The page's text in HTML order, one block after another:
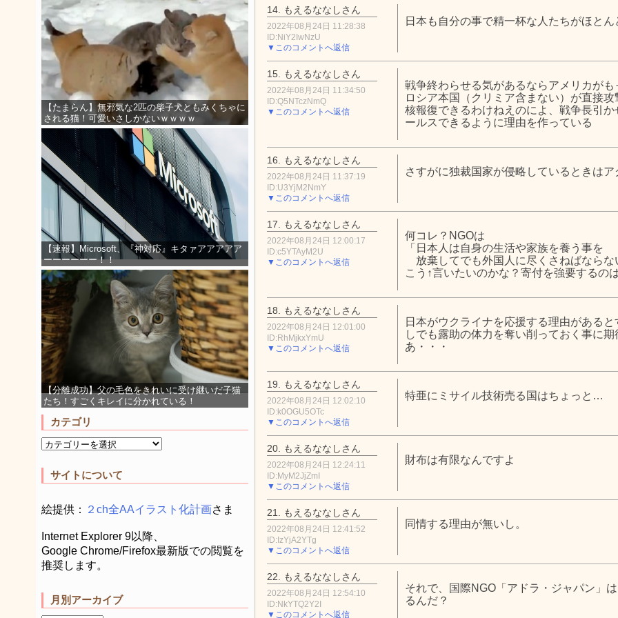
【たまらん】無邪気な2匹の柴子犬ともみくちゃに
される猫！可愛いさしかないｗｗｗｗ
【速報】Microsoft、『神対応』キタァアアアアア
ーーーーーー！！
【分離成功】父の毛色をきれいに受け継いだ子猫
たち！すごくキレイに分かれている！
カテゴリ
サイトについて
絵提供： ２ch全AAイラスト化計画さま
Internet Explorer 9以降、
Google Chrome/Firefox最新版での閲覧を
推奨します。
月別アーカイブ
14. もえるななしさん
2022年08月24日 11:28:38
ID:NiY2IwNzU
▼このコメントへ返信
日本も自分の事で精一杯な人たちがほとん
15. もえるななしさん
2022年08月24日 11:34:50
ID:Q5NTczNmQ
▼このコメントへ返信
戦争終わらせる気があるならアメリカが
ロシア本国（クリミア含まない）が直接
核報復できるわけねえのによ、戦争長引
ールスできるように理由を作っている
16. もえるななしさん
2022年08月24日 11:37:19
ID:U3YjM2NmY
▼このコメントへ返信
さすがに独裁国家が侵略しているときは
17. もえるななしさん
2022年08月24日 12:00:17
ID:c5YTAyM2U
▼このコメントへ返信
何コレ？NGOは
「日本人は自身の生活や家族を養う事を
放棄してでも外国人に尽くさねばならな
こう↑言いたいのかな？寄付を強要するの
18. もえるななしさん
2022年08月24日 12:01:00
ID:RhMjkxYmU
▼このコメントへ返信
日本がウクライナを応援する理由がある
しでも露助の体力を奪い削っておく事に
あ・・・
19. もえるななしさん
2022年08月24日 12:02:10
ID:k0OGU5OTc
▼このコメントへ返信
特亜にミサイル技術売る国はちょっと…
20. もえるななしさん
2022年08月24日 12:24:11
ID:MyM2JjZmI
▼このコメントへ返信
財布は有限なんですよ
21. もえるななしさん
2022年08月24日 12:41:52
ID:IzYjA2YTg
▼このコメントへ返信
同情する理由が無いし。
22. もえるななしさん
2022年08月24日 12:54:10
ID:NkYTQ2Y2I
▼このコメントへ返信
それで、国際NGO「アドラ・ジャパン」
るんだ？